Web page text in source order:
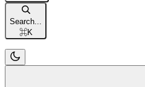
Search...
⌘K